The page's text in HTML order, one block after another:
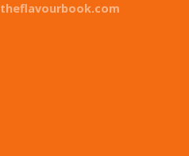
theflavourbook.com